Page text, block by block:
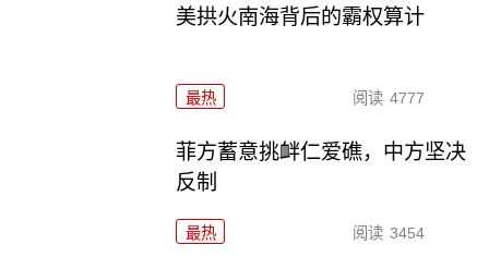
美拱火南海背后的霸权算计
最热 阅读 4777
菲方蓄意挑衅仁爱礁，中方坚决
反制
最热 阅读 3454